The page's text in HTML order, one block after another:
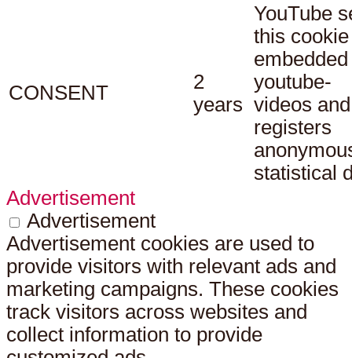
CONSENT
2
years
YouTube
this
embedded
youtube-
videos and
registers
statistical
Advertisement
Advertisement
Advertisement cookies are used to
provide visitors with relevant ads and
marketing campaigns. These cookies
track visitors across websites and
collect information to provide